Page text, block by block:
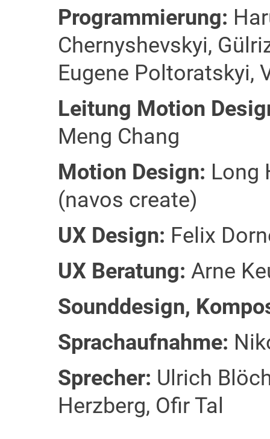
Programmierung:
Chernyshevskyi,
Eugene Poltoratskyi,
Leitung Motion
Meng Chang
Motion Design: Long
(navos create)
UX Design: Felix
UX Beratung: Arne
Sounddesign,
Sprachaufnahme:
Sprecher: Ulrich
Herzberg, Ofir Tal